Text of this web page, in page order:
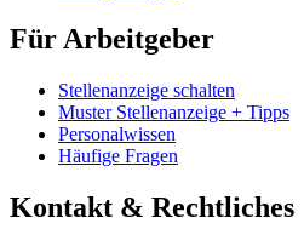
Für Arbeitgeber
Stellenanzeige schalten
Muster Stellenanzeige + Tipps
Personalwissen
Häufige Fragen
Kontakt & Rechtliches